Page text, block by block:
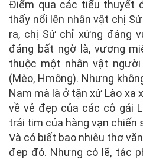
Điểm qua các tiểu thuyết
thấy nổi lên nhân vật chị
ra, chị Sứ chỉ xứng đáng
đáng bất ngờ là, vương
thuộc một nhân vật
(Mèo, Hmông). Nhưng
Nam mà là ở tận xứ Lào xa
về vẻ đẹp của các cô gái
trái tim của hàng vạn chiến
Và có biết bao nhiêu thơ
đẹp đó. Nhưng có lẽ, tác